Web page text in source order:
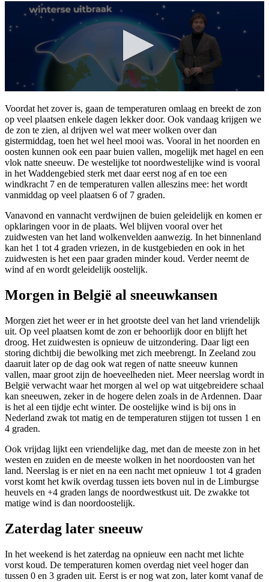
Voordat het zover is, gaan de temperaturen omlaag en breekt de zon
op veel plaatsen enkele dagen lekker door. Ook vandaag krijgen we
de zon te zien, al drijven wel wat meer wolken over dan
gistermiddag, toen het wel heel mooi was. Vooral in het noorden en
oosten kunnen ook een paar buien vallen, mogelijk met hagel en een
vlok natte sneeuw. De westelijke tot noordwestelijke wind is vooral
in het Waddengebied sterk met daar eerst nog af en toe een
windkracht 7 en de temperaturen vallen alleszins mee: het wordt
vanmiddag op veel plaatsen 6 of 7 graden.
Vanavond en vannacht verdwijnen de buien geleidelijk en komen er
opklaringen voor in de plaats. Wel blijven vooral over het
zuidwesten van het land wolkenvelden aanwezig. In het binnenland
kan het 1 tot 4 graden vriezen, in de kustgebieden en ook in het
zuidwesten is het een paar graden minder koud. Verder neemt de
wind af en wordt geleidelijk oostelijk.
Morgen in België al sneeuwkansen
Morgen ziet het weer er in het grootste deel van het land vriendelijk
uit. Op veel plaatsen komt de zon er behoorlijk door en blijft het
droog. Het zuidwesten is opnieuw de uitzondering. Daar ligt een
storing dichtbij die bewolking met zich meebrengt. In Zeeland zou
daaruit later op de dag ook wat regen of natte sneeuw kunnen
vallen, maar groot zijn de hoeveelheden niet. Meer neerslag wordt in
België verwacht waar het morgen al wel op wat uitgebreidere schaal
kan sneeuwen, zeker in de hogere delen zoals in de Ardennen. Daar
is het al een tijdje echt winter. De oostelijke wind is bij ons in
Nederland zwak tot matig en de temperaturen stijgen tot tussen 1 en
4 graden.
Ook vrijdag lijkt een vriendelijke dag, met dan de meeste zon in het
westen en zuiden en de meeste wolken in het noordoosten van het
land. Neerslag is er niet en na een nacht met opnieuw 1 tot 4 graden
vorst komt het kwik overdag tussen iets boven nul in de Limburgse
heuvels en +4 graden langs de noordwestkust uit. De zwakke tot
matige wind is dan noordoostelijk.
Zaterdag later sneeuw
In het weekend is het zaterdag na opnieuw een nacht met lichte
vorst koud. De temperaturen komen overdag niet veel hoger dan
tussen 0 en 3 graden uit. Eerst is er nog wat zon, later komt vanaf de